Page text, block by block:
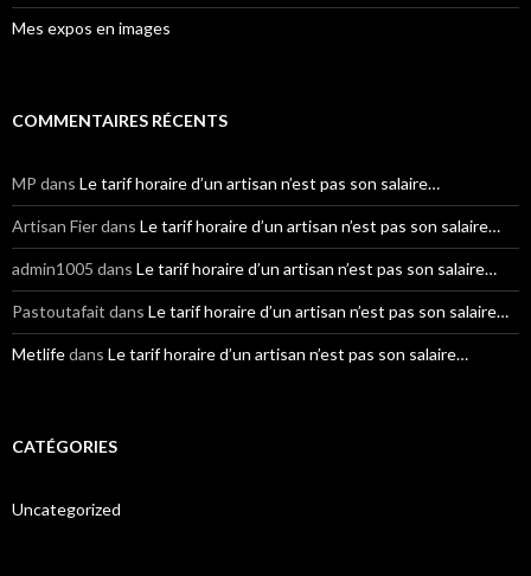
Mes expos en images
COMMENTAIRES RÉCENTS
MP dans Le tarif horaire d’un artisan n’est pas son salaire…
Artisan Fierdans Le tarif horaire d’un artisan n’est pas son salaire…
admin1005 dans Le tarif horaire d’un artisan n’est pas son salaire…
Pastoutafait dans Le tarif horaire d’un artisan n’est pas son salaire…
Metlifedans Le tarif horaire d’un artisan n’est pas son salaire…
CATÉGORIES
Uncategorized